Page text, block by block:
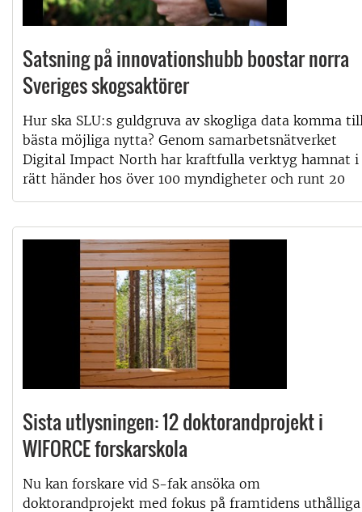
Satsning på innovationshubb boostar norra
Sveriges skogsaktörer
Hur ska SLU:s guldgruva av skogliga data komma
bästa möjliga nytta? Genom samarbetsnätverket
Digital Impact North har kraftfulla verktyg hamnat i
rätt händer hos över 100 myndigheter och runt 20
Sista utlysningen: 12 doktorandprojekt i
WIFORCE forskarskola
Nu kan forskare vid S-fak ansöka om
doktorandprojekt med fokus på framtidens uthålliga